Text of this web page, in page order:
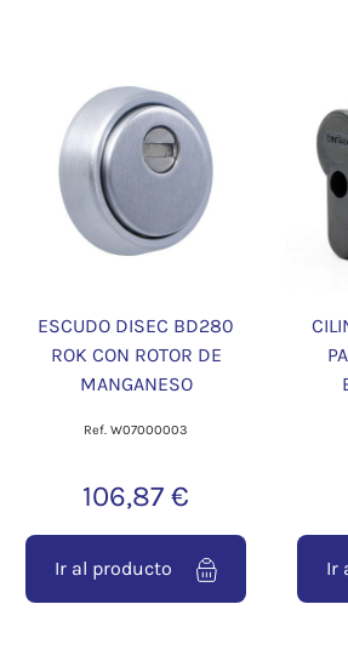
ESCUDO DISEC BD280
ROK CON ROTOR DE
MANGANESO
Ref. W07000003
106,87 €
Ir al producto Ir